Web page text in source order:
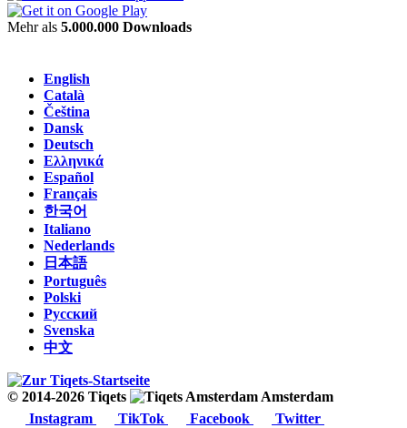
Mehr als 5.000.000 Downloads
English
Català
Čeština
Dansk
Deutsch
Ελληνικά
Español
Français
한국어
Italiano
Nederlands
日本語
Português
Polski
Русский
Svenska
中文
© 2014-2026 Tiqets
Amsterdam
Instagram
TikTok Facebook
Twitter